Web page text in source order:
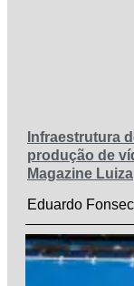
Infraestrutura
produção de
Magazine Luiza
Eduardo